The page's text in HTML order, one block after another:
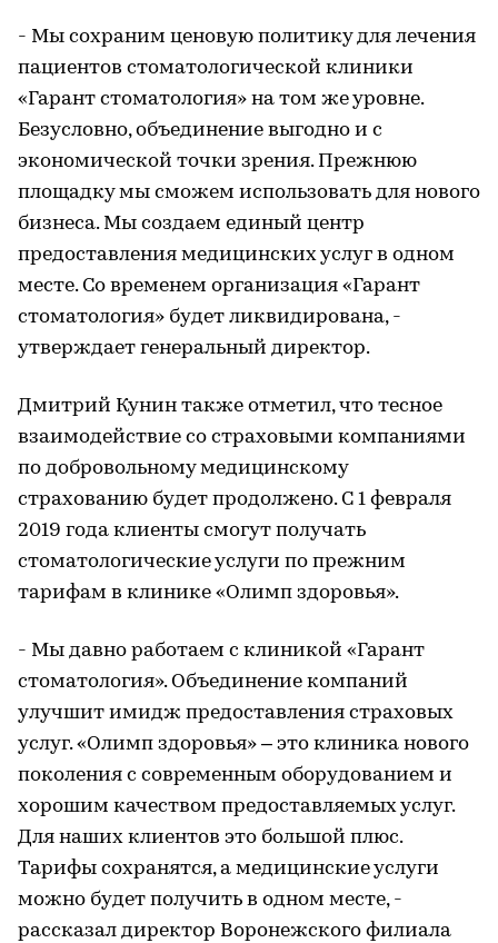
- Мы сохраним ценовую политику для лечения
пациентов стоматологической клиники
«Гарант стоматология» на том же уровне.
Безусловно, объединение выгодно и с
экономической точки зрения. Прежнюю
площадку мы сможем использовать для нового
бизнеса. Мы создаем единый центр
предоставления медицинских услуг в одном
месте. Со временем организация «Гарант
стоматология» будет ликвидирована, -
утверждает генеральный директор.
Дмитрий Кунин также отметил, что тесное
взаимодействие со страховыми компаниями
по добровольному медицинскому
страхованию будет продолжено. С 1 февраля
2019 года клиенты смогут получать
стоматологические услуги по прежним
тарифам в клинике «Олимп здоровья».
- Мы давно работаем с клиникой «Гарант
стоматология». Объединение компаний
улучшит имидж предоставления страховых
услуг. «Олимп здоровья» – это клиника нового
поколения с современным оборудованием и
хорошим качеством предоставляемых услуг.
Для наших клиентов это большой плюс.
Тарифы сохранятся, а медицинские услуги
можно будет получить в одном месте, -
рассказал директор Воронежского филиала